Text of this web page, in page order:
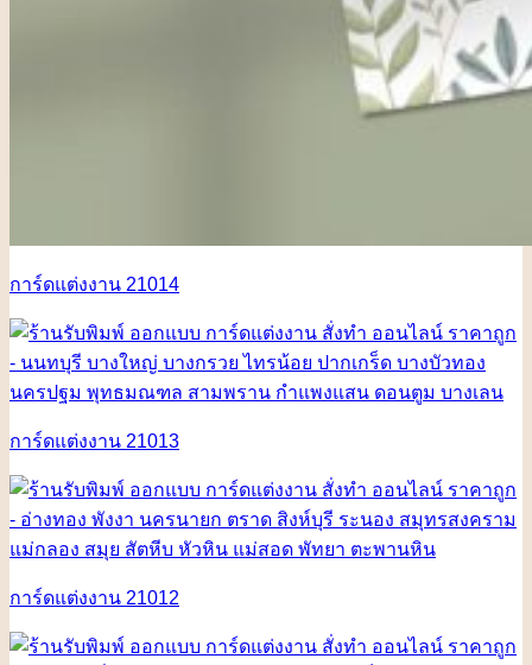
การ์ดแต่งงาน 21014
การ์ดแต่งงาน 21013
การ์ดแต่งงาน 21012